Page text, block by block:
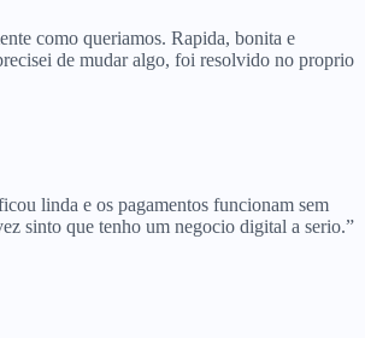
como queriamos. Rapida, bonita e
de mudar algo, foi resolvido no proprio
linda e os pagamentos funcionam sem
sinto que tenho um negocio digital a serio.”